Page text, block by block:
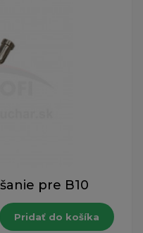
pre B10
Pridať do košíka